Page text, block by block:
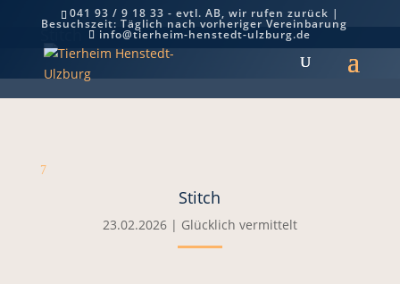
041 93 / 9 18 33 - evtl. AB, wir rufen zurück |
Besuchszeit: Täglich nach vorheriger Vereinbarung
info@tierheim-henstedt-ulzburg.de
Stitch
7
Stitch
23.02.2026| Glücklich vermittelt